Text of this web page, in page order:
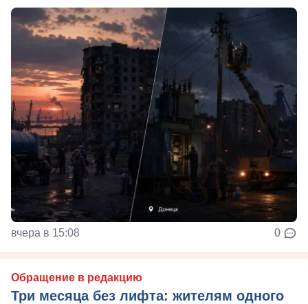
вчера в 15:08 0
Обращение в редакцию
Три месяца без лифта: жителям одного